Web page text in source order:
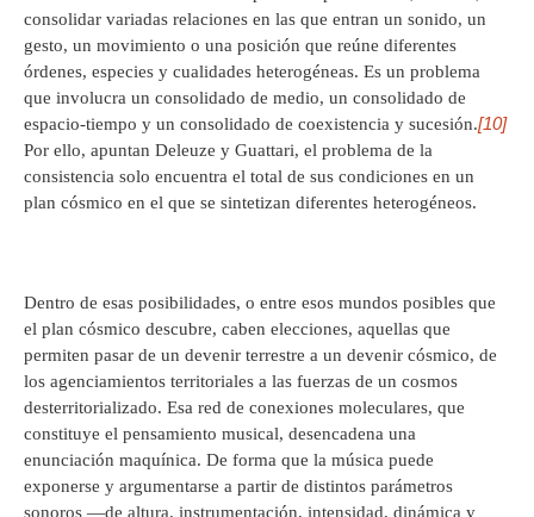
consolidar variadas relaciones en las que entran un sonido, un
gesto, un movimiento o una posición que reúne diferentes
órdenes, especies y cualidades heterogéneas. Es un problema
que involucra un consolidado de medio, un consolidado de
espacio-tiempo y un consolidado de coexistencia y sucesión.[10]
Por ello, apuntan Deleuze y Guattari, el problema de la
consistencia solo encuentra el total de sus condiciones en un
plan cósmico en el que se sintetizan diferentes heterogéneos.
Dentro de esas posibilidades, o entre esos mundos posibles que
el plan cósmico descubre, caben elecciones, aquellas que
permiten pasar de un devenir terrestre a un devenir cósmico, de
los agenciamientos territoriales a las fuerzas de un cosmos
desterritorializado. Esa red de conexiones moleculares, que
constituye el pensamiento musical, desencadena una
enunciación maquínica. De forma que la música puede
exponerse y argumentarse a partir de distintos parámetros
sonoros —de altura, instrumentación, intensidad, dinámica y